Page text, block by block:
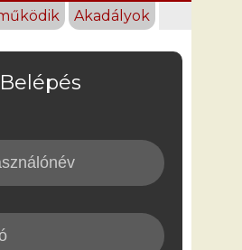
Belépés
Akadályok